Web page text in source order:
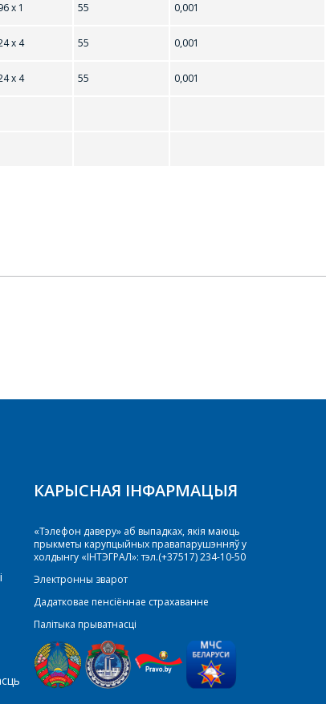
х 1 55 0,001
х 4 55 0,001
х 4 55 0,001
КАРЫСНАЯ ІНФАРМАЦЫЯ
«Тэлефон даверу» аб выпадках, якія маюць
прыкметы карупцыйных правапарушэнняў у
холдынгу «ІНТЭГРАЛ»: тэл.(+37517) 234-10-50
Электронны зварот
Дадатковае пенсіённае страхаванне
Палітыка прыватнасці